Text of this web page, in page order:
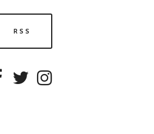
RSS
Facebook
TwitterInstagram